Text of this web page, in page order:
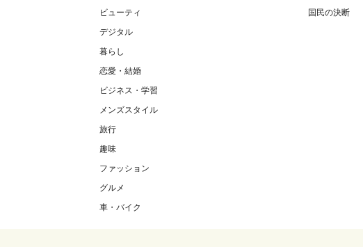
ビューティ
デジタル
暮らし
恋愛・結婚
ビジネス・学習
メンズスタイル
旅行
趣味
ファッション
グルメ
車・バイク
国民の決断